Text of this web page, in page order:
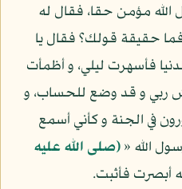
الله مؤمن حقا، فقال له
حقيقة قولك؟ فقال يا
فأسهرت ليلي، و أظمأت
ربي و قد وضع للحساب، و
في الجنة و كأني أسمع
الله «(صلى الله عليه
أبصرت فأثبت.